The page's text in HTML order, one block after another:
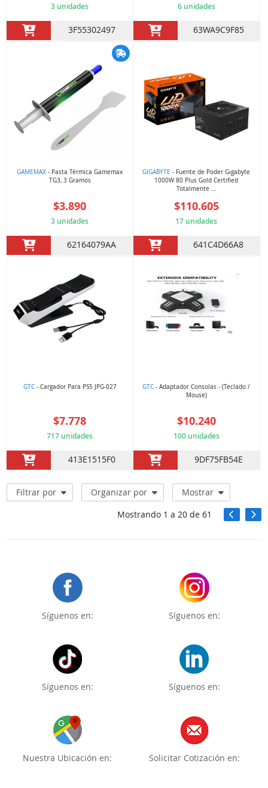
3 unidades
3F55302497
6 unidades
63WA9C9F85
GAMEMAX - Pasta Térmica Gamemax
TG3, 3 Gramos
$3.890
3 unidades
62164079AA
GIGABYTE - Fuente de Poder Gigabyte
1000W 80 Plus Gold Certified
Totalmente ...
$110.605
17 unidades
641C4D66A8
GTC- Cargador Para PS5 JPG-027
$7.778
717 unidades
413E1515F0
GTC - Adaptador Consolas - (Teclado /
Mouse)
$10.240
100 unidades
9DF75FB54E
Filtrar por Organizar por
Mostrar
Mostrando 1 a 20de 61
Síguenos en: Síguenos en:
Síguenos en: Síguenos en:
Nuestra Ubicación en: Solicitar Cotización en: